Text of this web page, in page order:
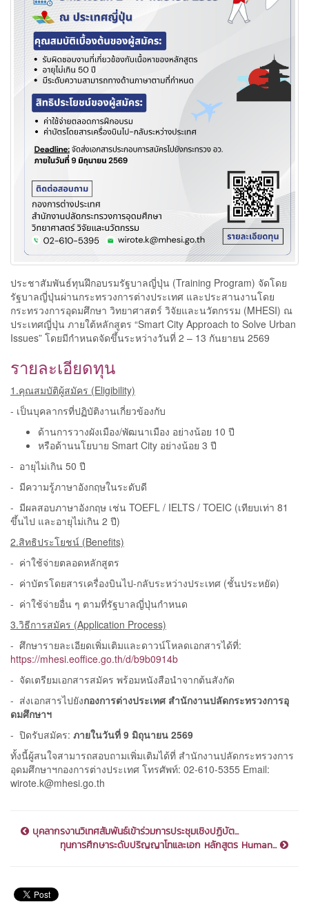
ประชาสัมพันธ์ทุนฝึกอบรมรัฐบาลญี่ปุ่น (Training Program) จัดโดย
รัฐบาลญี่ปุ่นผ่านกระทรวงการต่างประเทศ และประสานงานโดย
กระทรวงการอุดมศึกษา วิทยาศาสตร์ วิจัยและนวัตกรรม (MHESI) ณ
ประเทศญี่ปุ่น ภายใต้หลักสูตร “Smart City Approach to Solve Urban
Issues” โดยมีกำหนดจัดขึ้นระหว่างวันที่ 2 – 13 กันยายน 2569
รายละเอียดทุน
1.คุณสมบัติผู้สมัคร (Eligibility)
- เป็นบุคลากรที่ปฏิบัติงานเกี่ยวข้องกับ
ด้านการวางผังเมือง/พัฒนาเมือง อย่างน้อย 10 ปี
หรือด้านนโยบาย Smart City อย่างน้อย 3 ปี
- อายุไม่เกิน 50 ปี
- มีความรู้ภาษาอังกฤษในระดับดี
- มีผลสอบภาษาอังกฤษ เช่น TOEFL / IELTS / TOEIC (เทียบเท่า 81
ขึ้นไป และอายุไม่เกิน 2 ปี)
2.สิทธิประโยชน์ (Benefits)
- ค่าใช้จ่ายตลอดหลักสูตร
- ค่าบัตรโดยสารเครื่องบินไป-กลับระหว่างประเทศ (ชั้นประหยัด)
- ค่าใช้จ่ายอื่น ๆ ตามที่รัฐบาลญี่ปุ่นกำหนด
3.วิธีการสมัคร (Application Process)
- ศึกษารายละเอียดเพิ่มเติมและดาวน์โหลดเอกสารได้ที่:
https://mhesi.eoffice.go.th/d/b9b0914b
- จัดเตรียมเอกสารสมัคร พร้อมหนังสือนำจากต้นสังกัด
- ส่งเอกสารไปยังกองการต่างประเทศ สำนักงานปลัดกระทรวงการอุ
ดมศึกษาฯ
- ปิดรับสมัคร: ภายในวันที่ 9 มิถุนายน 2569
ทั้งนี้ผู้สนใจสามารถสอบถามเพิ่มเติมได้ที่ สำนักงานปลัดกระทรวงการ
อุดมศึกษาฯกองการต่างประเทศ โทรศัพท์: 02-610-5355 Email:
wirote.k@mhesi.go.th
บุคลากรงานวิเทศสัมพันธ์เข้าร่วมการประชุมเชิงปฏิบัต...
ทุนการศึกษาระดับปริญญาโทและเอก หลักสูตร Human...